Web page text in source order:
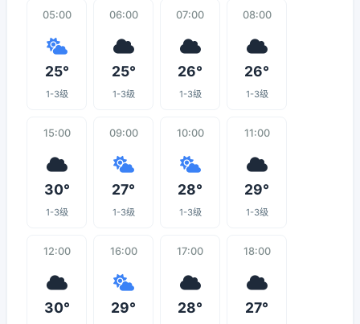
05:00
25°
1-3级
06:00
25°
1-3级
07:00
26°
1-3级
08:00
26°
1-3级
15:00
30°
1-3级
09:00
27°
1-3级
10:00
28°
1-3级
11:00
29°
1-3级
12:00
30°
16:00
29°
17:00
28°
18:00
27°